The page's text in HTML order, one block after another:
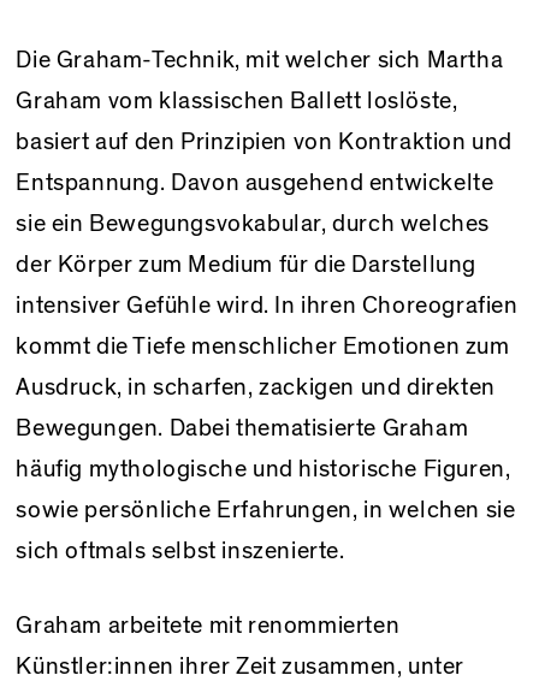
Die Graham-Technik, mit welcher sich Martha
Graham vom klassischen Ballett loslöste,
basiert auf den Prinzipien von Kontraktion und
Entspannung. Davon ausgehend entwickelte
sie ein Bewegungsvokabular, durch welches
der Körper zum Medium für die Darstellung
intensiver Gefühle wird. In ihren Choreografien
kommt die Tiefe menschlicher Emotionen zum
Ausdruck, in scharfen, zackigen und direkten
Bewegungen. Dabei thematisierte Graham
häufig mythologische und historische Figuren,
sowie persönliche Erfahrungen, in welchen sie
sich oftmals selbst inszenierte.
Graham arbeitete mit renommierten
Künstler:innen ihrer Zeit zusammen, unter